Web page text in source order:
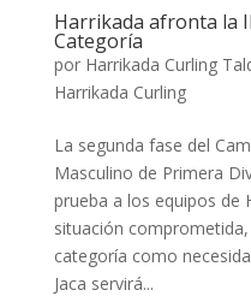
Harrikada afronta la
Categoría
por Harrikada Curling
Harrikada Curling
La segunda fase del
Masculino de Primera
prueba a los equipos de
situación
categoría como
Jaca servirá...